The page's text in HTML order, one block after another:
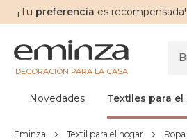
¡Tu preferencia es recompensada!
DECORACIÓN PARA LA CASA
Novedades Textiles para el
Eminza Textil para el hogar